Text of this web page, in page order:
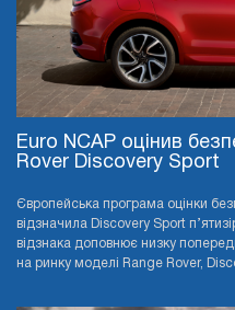
Euro NCAP оцінив
Rover Discovery Sport
Європейська програма оцінки
відзначила Discovery Sport
відзнака доповнює низку
на ринку моделі Range Rover,